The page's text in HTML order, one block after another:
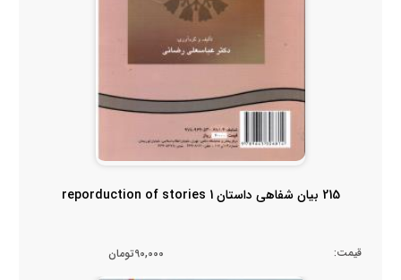
215 بیان شفاهی داستان 1 reporduction of stories
قیمت: 90,000تومان